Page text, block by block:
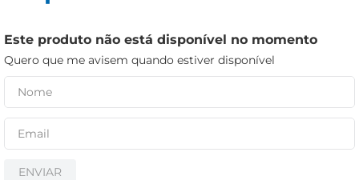
Este produto não está disponível no momento
Quero que me avisem quando estiver disponível
ENVIAR
papel higiênico
cerveja